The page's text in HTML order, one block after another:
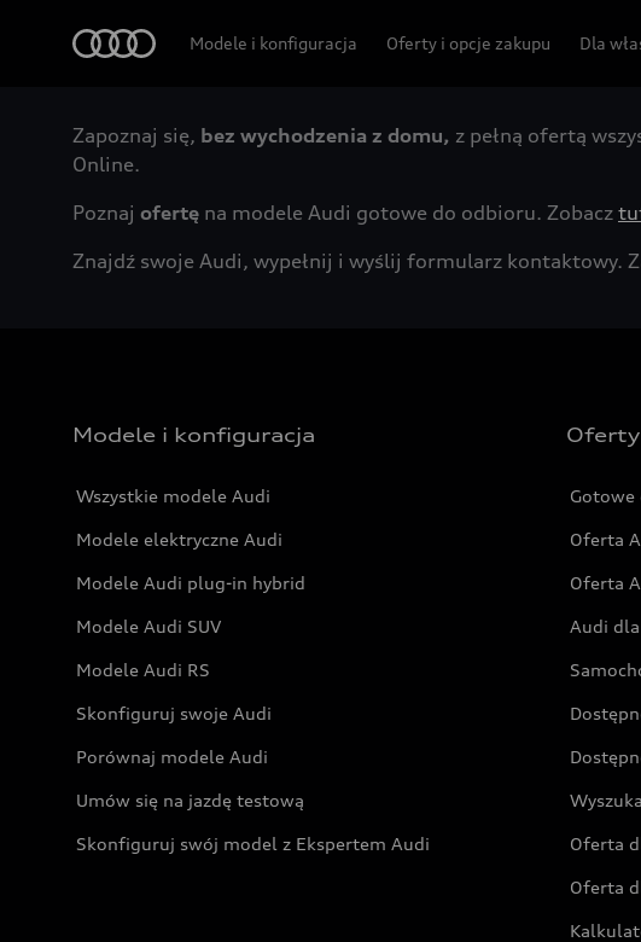
Modele i konfiguracja Oferty i opcje zakupu Dla
Zapoznaj się, bez wychodzenia z domu, z pełną ofertą
Online.
Poznaj ofertę na modele Audi gotowe do odbioru. Zobacz
Znajdź swoje Audi, wypełnij i wyślij formularz kontaktowy.
Modele i konfiguracja
Wszystkie modele Audi
Modele elektryczne Audi
Modele Audi plug-in hybrid
Modele Audi SUV
Modele Audi RS
Skonfiguruj swoje Audi
Porównaj modele Audi
Umów się na jazdę testową
Skonfiguruj swój model z Ekspertem Audi
Oferta
Oferta
Audi
Oferta
Oferta